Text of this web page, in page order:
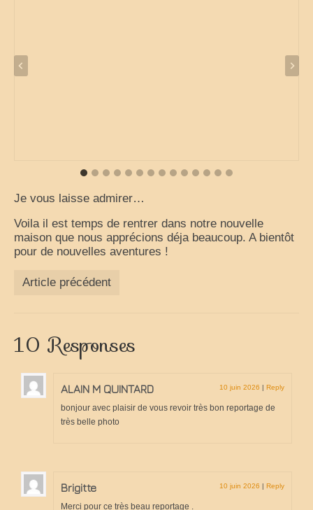
Je vous laisse admirer…
Voila il est temps de rentrer dans notre nouvelle
maison que nous apprécions déja beaucoup. A bientôt
pour de nouvelles aventures !
Article précédent
10 Responses
ALAIN M QUINTARD 10 juin 2026 | Reply
bonjour avec plaisir de vous revoir très bon reportage de
très belle photo
Brigitte 10 juin 2026 | Reply
Merci pour ce très beau reportage .